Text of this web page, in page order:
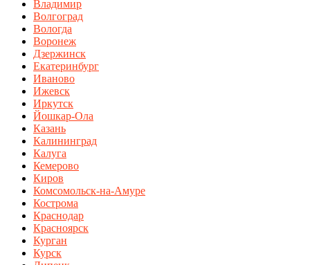
Владимир
Волгоград
Вологда
Воронеж
Дзержинск
Екатеринбург
Иваново
Ижевск
Иркутск
Йошкар-Ола
Казань
Калининград
Калуга
Кемерово
Киров
Комсомольск-на-Амуре
Кострома
Краснодар
Красноярск
Курган
Курск